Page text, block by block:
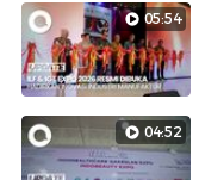
05:54
04:52